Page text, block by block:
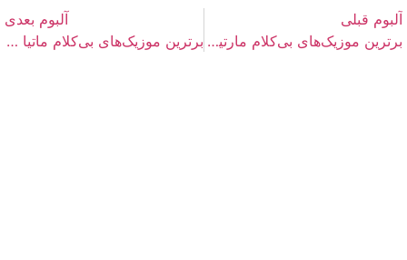
آلبوم قبلی
برترین موزیک‌های بی‌کلام مارتین هرزبرگ Martin Herzberg
آلبوم بعدی
برترین موزیک‌های بی‌کلام ماتیا کوپلی Mattia Cupelli